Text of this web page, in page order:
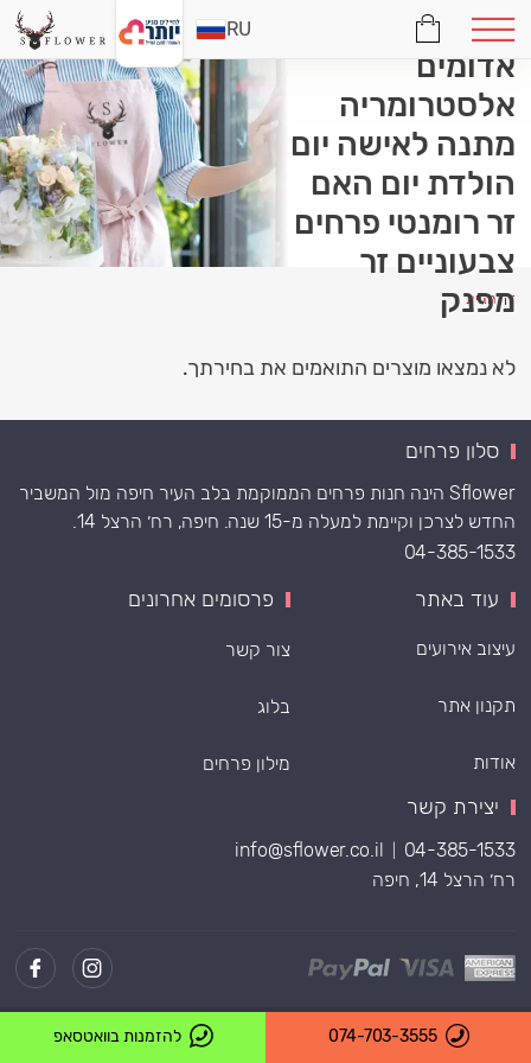
זר פרחים ורדים
אדומים
אלסטרומריה
מתנה לאישה יום
הולדת יום האם
זר רומנטי פרחים
צבעוניים זר
מפנק
דף הבית
לא נמצאו מוצרים התואמים את בחירתך.
סלון פרחים
Sflower הינה חנות פרחים הממוקמת בלב העיר חיפה מול המשביר
החדש לצרכן וקיימת למעלה מ-15 שנה. חיפה, רח׳ הרצל 14.
04-385-1533
עוד באתר
עיצוב אירועים
תקנון אתר
אודות
פרסומים אחרונים
צור קשר
בלוג
מילון פרחים
יצירת קשר
04-385-1533
info@sflower.co.il
רח׳ הרצל 14, חיפה
RU
Powered by
074-703-3555 להזמנות בוואטסאפ